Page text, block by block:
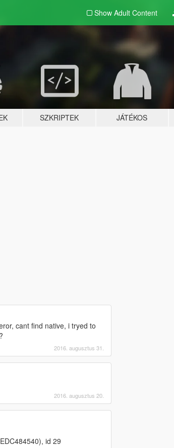
Show Adult Content
SZKRIPTEK JÁTÉKOS
cant find native, i tryed to
2016. augusztus 31.
2016. augusztus 20.
id 29